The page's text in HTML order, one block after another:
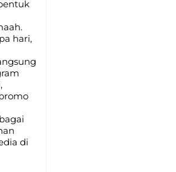
hari,
di